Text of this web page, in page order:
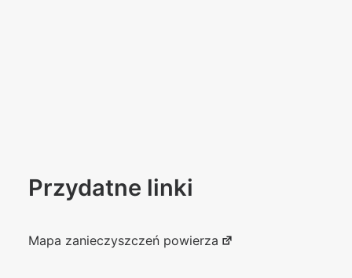
Przydatne linki
Mapa zanieczyszczeń powierza